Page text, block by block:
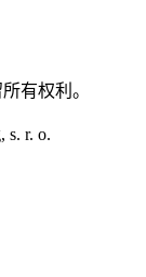
有权利。
s. r. o.